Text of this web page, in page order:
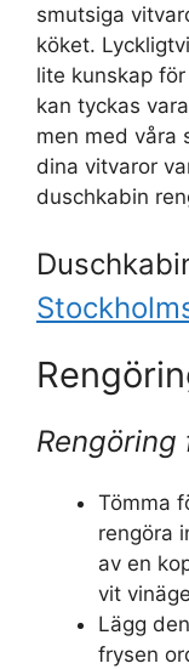
smutsiga
köket.
lite kunskap
kan tyckas
men med våra
dina vitvaror
duschkabin
Rengöring
Tömma
rengöra
av en
vit
Lägg
frysen